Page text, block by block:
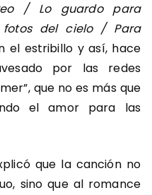
/ Lo guardo para
del cielo / Para
el estribillo y así, hace
por las redes
que no es más que
el amor para las
que la canción no
sino que al romance